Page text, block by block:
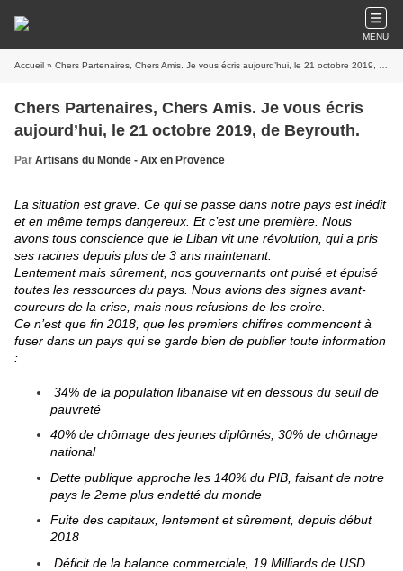
MENU
Accueil » Chers Partenaires, Chers Amis. Je vous écris aujourd’hui, le 21 octobre 2019, de Beyrouth.
Chers Partenaires, Chers Amis. Je vous écris
aujourd’hui, le 21 octobre 2019, de Beyrouth.
Par Artisans du Monde - Aix en Provence
La situation est grave. Ce qui se passe dans notre pays est inédit
et en même temps dangereux. Et c’est une première. Nous
avons tous conscience que le Liban vit une révolution, qui a pris
ses racines depuis plus de 3 ans maintenant.
Lentement mais sûrement, nos gouvernants ont puisé et épuisé
toutes les ressources du pays. Nous avions des signes avant-
coureurs de la crise, mais nous refusions de les croire.
Ce n’est que fin 2018, que les premiers chiffres commencent à
fuser dans un pays qui se garde bien de publier toute information
:
34% de la population libanaise vit en dessous du seuil de
pauvreté
40% de chômage des jeunes diplômés, 30% de chômage
national
Dette publique approche les 140% du PIB, faisant de notre
pays le 2eme plus endetté du monde
Fuite des capitaux, lentement et sûrement, depuis début
2018
Déficit de la balance commerciale, 19 Milliards de USD